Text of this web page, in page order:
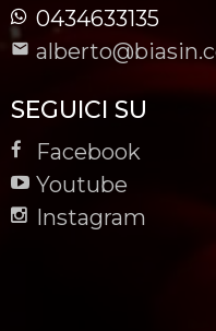
0434633135
SEGUICI SU
Facebook
Youtube
Instagram